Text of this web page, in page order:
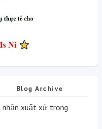
Blog Archive
xuất xứ trong